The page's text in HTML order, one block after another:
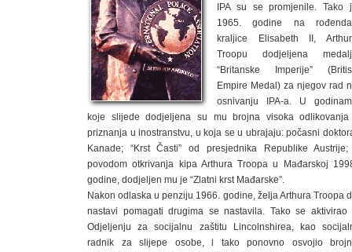
IPA su se promjenile. Tako
1965. godine na
kraljice Elisabeth II,
Troopu dodjeljena
“Britanske Imperije”
Empire Medal) za njegov rad
osnivanju IPA-a. U
koje slijede dodjeljena su mu brojna visoka
priznanja u inostranstvu, u koja se u ubrajaju: počasni
Kanade; “Krst Časti” od presjednika Republike
povodom otkrivanja kipa Arthura Troopa u Mađarskoj
godine, dodjeljen mu je “Zlatni krst Mađarske”.
Nakon odlaska u penziju 1966. godine, želja Arthura Troopa
nastavi pomagati drugima se nastavila. Tako se aktivirao
Odjeljenju za socijalnu zaštitu Lincolnshirea, kao
radnik za slijepe osobe, i tako ponovno osvojio